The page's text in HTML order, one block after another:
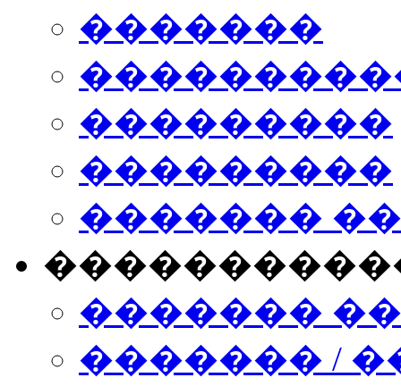
�������
���������
���������
�������
�������
������� /